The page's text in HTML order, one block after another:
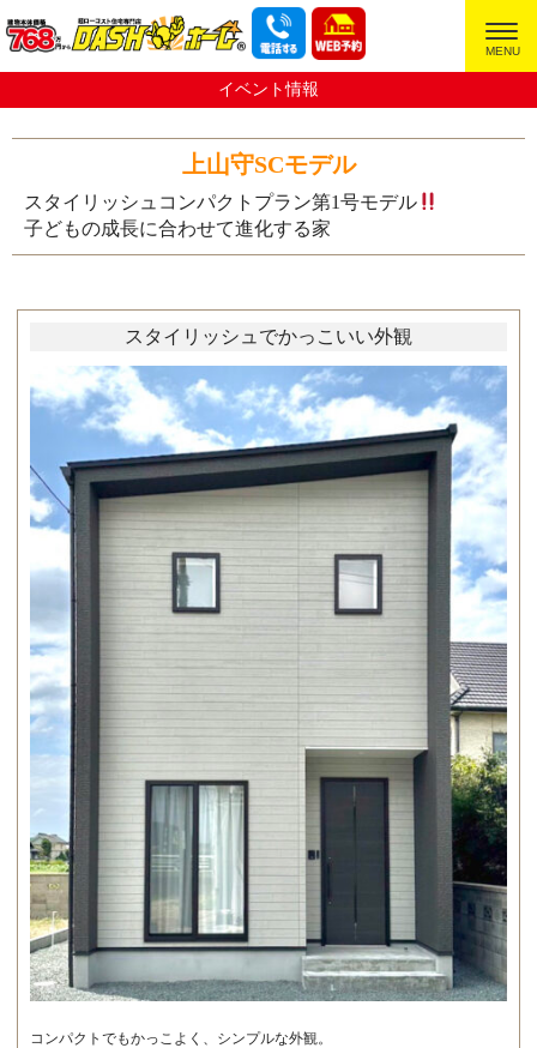
超ローコスト住宅専門店
イベント情報
上山守SCモデル
スタイリッシュコンパクトプラン第1号モデル
子どもの成長に合わせて進化する家
スタイリッシュでかっこいい外観
コンパクトでもかっこよく、シンプルな外観。